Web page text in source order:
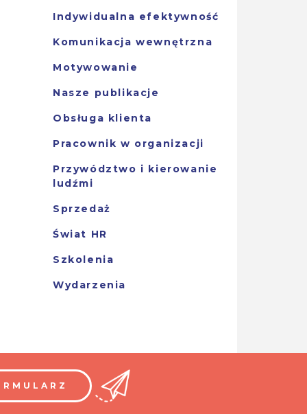
Indywidualna efektywność
Komunikacja wewnętrzna
Motywowanie
Nasze publikacje
Obsługa klienta
Pracownik w organizacji
Przywództwo i kierowanie
ludźmi
Sprzedaż
Świat HR
Szkolenia
Wydarzenia